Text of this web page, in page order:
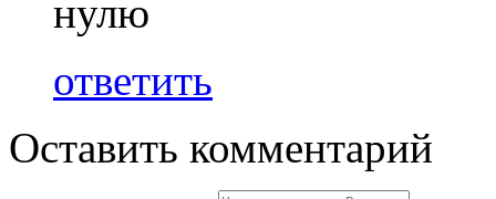
нулю
ответить
Оставить комментарий